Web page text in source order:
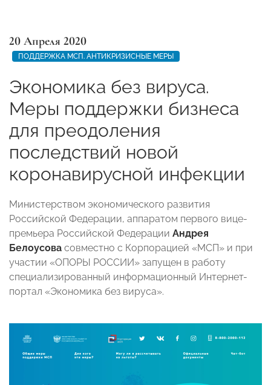
20 Апреля 2020
ПОДДЕРЖКА МСП. АНТИКРИЗИСНЫЕ МЕРЫ
Экономика без вируса.
Меры поддержки бизнеса
для преодоления
последствий новой
коронавирусной инфекции
Министерством экономического развития
Российской Федерации, аппаратом первого вице-
премьера Российской Федерации Андрея
Белоусова совместно с Корпорацией «МСП» и при
участии «ОПОРЫ РОССИИ» запущен в работу
специализированный информационный Интернет-
портал «Экономика без вируса».